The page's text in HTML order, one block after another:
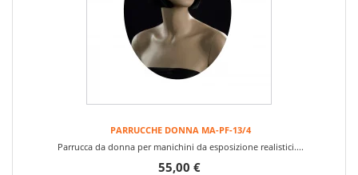
PARRUCCHE DONNA MA-PF-13/4
Parrucca da donna per manichini da esposizione realistici....
55,00 €